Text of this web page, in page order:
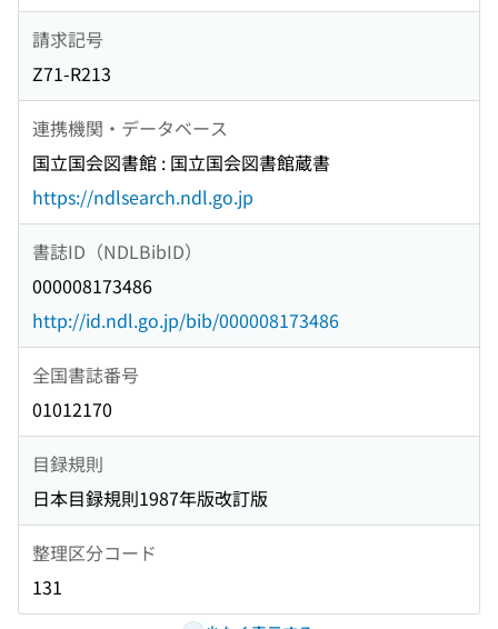
請求記号
Z71-R213
連携機関・データベース
国立国会図書館 : 国立国会図書館蔵書
https://ndlsearch.ndl.go.jp
書誌ID（NDLBibID）
000008173486
http://id.ndl.go.jp/bib/000008173486
全国書誌番号
01012170
目録規則
日本目録規則1987年版改訂版
整理区分コード
131